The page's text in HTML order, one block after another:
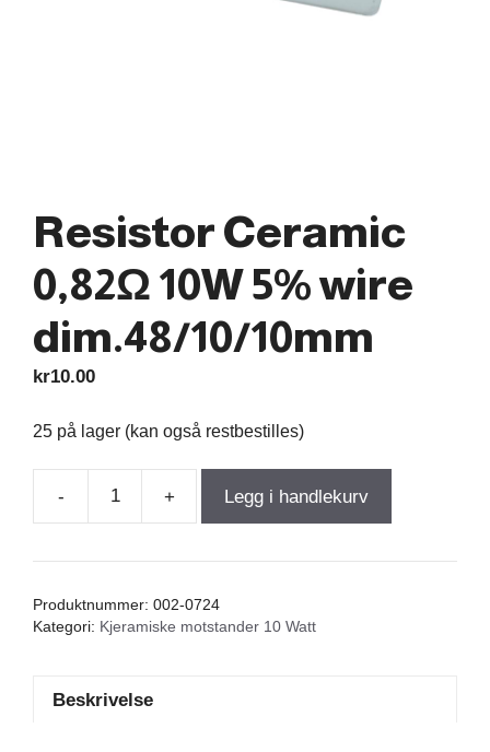
Resistor Ceramic
0,82Ω 10W 5% wire
dim.48/10/10mm
kr10.00
25 på lager (kan også restbestilles)
-
Resistor
0,82Ω
5%
+ Legg i handlekurv
Produktnummer: 002-0724
Kategori: Kjeramiske motstander 10 Watt
Beskrivelse